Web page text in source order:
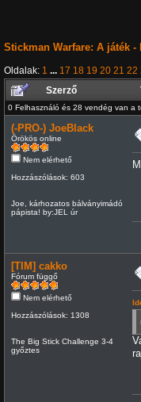
Stickman Warfare: A játék -
Oldalak: 1 ... 17 18 19 20 21 22
Szerző
0 Felhasználó és 28 vendég van a
(-PRO-) JoeBlack
Örökös online
Nem elérhető
Hozzászólások: 603
Joe, kárhozatos bálványimádó
pápista! by:JEL úr
[TIM] cakko
Fórum függő
Nem elérhető
Hozzászólások: 1308
The Big Stick Challenge 3-4
győztes